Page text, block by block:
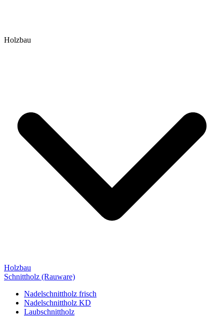
Holzbau
Holzbau
Schnittholz (Rauware)
Nadelschnittholz frisch
Nadelschnittholz KD
Laubschnittholz